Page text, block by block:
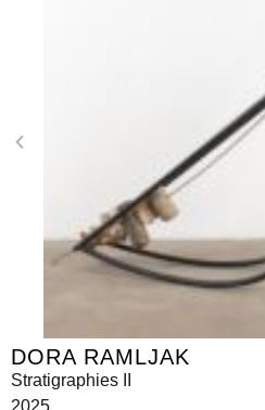
DORA RAMLJAK
Stratigraphies II
2025